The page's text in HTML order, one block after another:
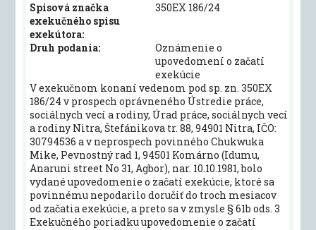
Spisová značka
exekučného spisu
exekútora:
350EX 186/24
Druh podania:
Oznámenie o
upovedomení o začatí
exekúcie
V exekučnom konaní vedenom pod sp. zn. 350EX
186/24 v prospech oprávneného Ústredie práce,
sociálnych vecí a rodiny, Úrad práce, sociálnych vecí
a rodiny Nitra, Štefánikova tr. 88, 94901 Nitra, IČO:
30794536 a v neprospech povinného Chukwuka
Mike, Pevnostný rad 1, 94501 Komárno (Idumu,
Anaruni street No 31, Agbor), nar. 10.10.1981, bolo
vydané upovedomenie o začatí exekúcie, ktoré sa
povinnému nepodarilo doručiť do troch mesiacov
od začatia exekúcie, a preto sa v zmysle § 61b ods. 3
Exekučného poriadku upovedomenie o začatí